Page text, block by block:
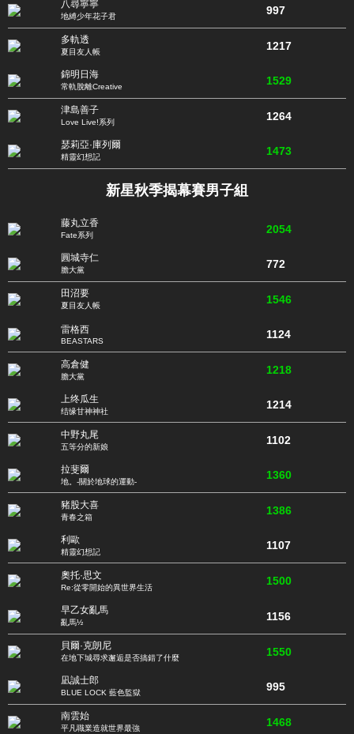
八尋寧寧
地縛少年花子君 997
多軌透
夏目友人帳 1217
錦明日海
常軌脫離Creative 1529
津島善子
Love Live!系列 1264
瑟莉亞·庫列爾
精靈幻想記 1473
新星秋季揭幕賽男子組
藤丸立香
Fate系列 2054
圓城寺仁
膽大黨 772
田沼要
夏目友人帳 1546
雷格西
BEASTARS
1124
高倉健
膽大黨 1218
上终瓜生
结缘甘神神社 1214
中野丸尾
五等分的新娘 1102
拉斐爾
地。-關於地球的運動- 1360
豬股大喜
青春之箱 1386
利歐
精靈幻想記 1107
奧托·思文
Re:從零開始的異世界生活 1500
早乙女亂馬
亂馬½ 1156
貝爾·克朗尼
在地下城尋求邂逅是否搞錯了什麼 1550
凪誠士郎
BLUE LOCK 藍色監獄 995
南雲始
平凡職業造就世界最強 1468